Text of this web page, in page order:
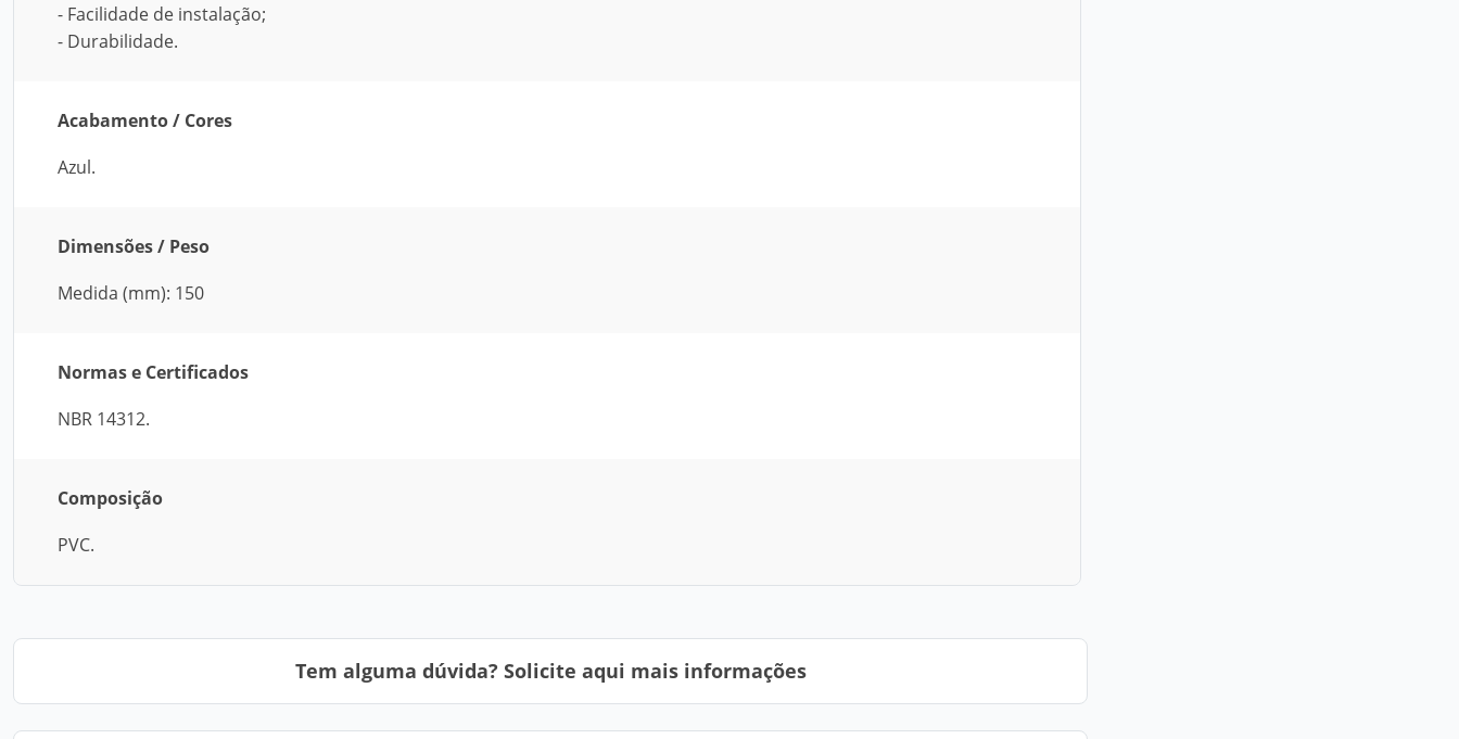
- Facilidade de instalação;
- Durabilidade.
Acabamento / Cores
Azul.
Dimensões / Peso
Medida (mm): 150
Normas e Certificados
NBR 14312.
Composição
PVC.
Tem alguma dúvida? Solicite aqui mais informações